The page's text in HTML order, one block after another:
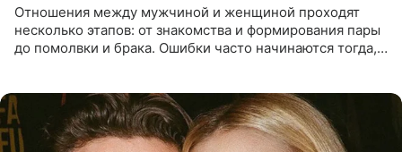
Отношения между мужчиной и женщиной проходят
несколько этапов: от знакомства и формирования пары
до помолвки и брака. Ошибки часто начинаются тогда,